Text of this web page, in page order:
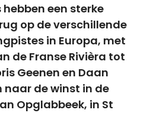
een sterke
op de verschillende
in Europa, met
de Franse Rivièra tot
Geenen en Daan
naar de winst in de
Opglabbeek, in St